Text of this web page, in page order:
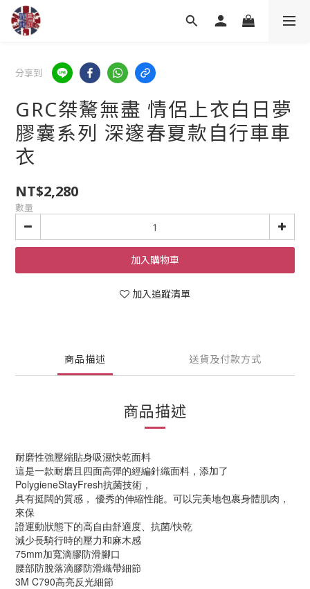
分享到
GRC桀驁無盡 情侶上衣白日夢
膠囊系列 深邃春夏款自行車車
衣
NT$2,280
數量
加入購物車
加入追蹤清單
商品描述 送貨及付款方式
商品描述
耐磨性強壓縮貼身吸濕快乾面料
這是一款耐磨且四面高彈的經編針織面料，添加了
PolygieneStayFresh抗菌技術，
具有挺闊的質感， 優秀的伸縮性能。可以完美地包裹身體肌肉，
來保
證運動狀態下的高自由舒適度、抗菌/快乾
減少長騎行時的壓力和麻木感
75mm加寬滴膠防滑腳口
腰部防脫落滴膠防滑織帶細節
3M C790高亮反光細節